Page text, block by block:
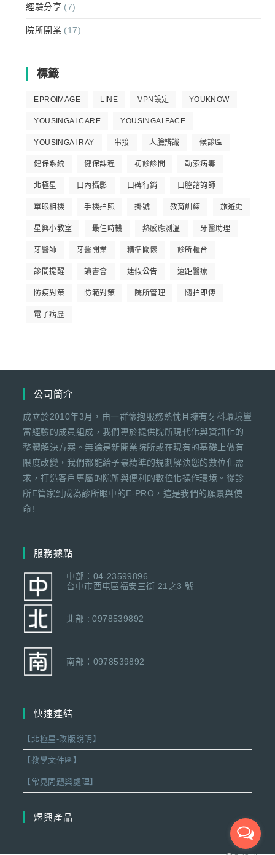
經驗分享 (7)
院所開業 (17)
標籤
EPROIMAGE LINE VPN設定 YOUKNOW
YOUSINGAI CARE YOUSINGAI FACE
YOUSINGAI RAY 串接 人臉辨識 候診區
健保系統 健保課程 初診診間 勒索病毒
北極星 口內攝影 口碑行銷 口腔諮詢師
單眼相機 手機拍照 掛號 教育訓練 旅遊史
星興小教室 最佳時機 熱感應測溫 牙醫助理
牙醫師 牙醫開業 精準關懷 診所櫃台
診間提醒 讀書會 連假公告 遠距醫療
防疫對策 防範對策 院所管理 隨拍即傳
電子病歷
公司簡介
成立於2010年3月，由一群懷抱服務熱忱且擁有牙科環境豐
富經驗的成員組成，我們專於提供院所現代化與資訊化的
整體解決方案。無論是新開業院所或在現有的基礎上做有
限度改變，我們都能給予最精準的規劃解決您的數位化需
求，打造客戶專屬的院所與便利的數位化操作環境。從診
所E管家到成為診所眼中的E-PRO，這是我們的願景與使
命!
服務據點
中部：04-23599896
台中市西屯區福安三街 21之3 號
北部 : 0978539892
南部：0978539892
快速連結
【北極星-改版說明】
【教學文件區】
【常見問題與處理】
煜興產品